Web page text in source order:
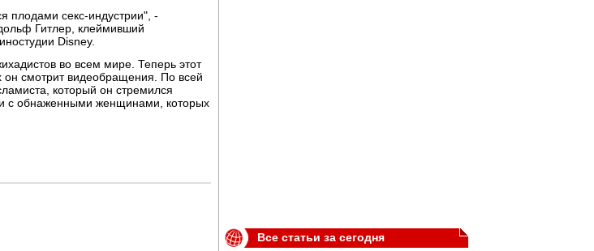
плодами секс-индустрии", -
Гитлер, клеймивший
Disney.
во всем мире. Теперь этот
он смотрит видеобращения. По всей
который он стремился
с обнаженными женщинами, которых
Все статьи за сегодня